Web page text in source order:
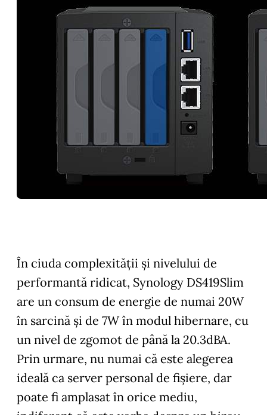
În ciuda complexității și nivelului de
performantă ridicat, Synology DS419Slim
are un consum de energie de numai 20W
în sarcină și de 7W în modul hibernare, cu
un nivel de zgomot de până la 20.3dBA.
Prin urmare, nu numai că este alegerea
ideală ca server personal de fișiere, dar
poate fi amplasat în orice mediu,